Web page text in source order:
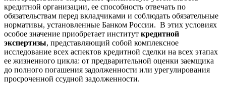
кредитной организации, ее способность отвечать по
обязательствам перед вкладчиками и соблюдать обязательные
нормативы, установленные Банком России. В этих условиях
особое значение приобретает институт кредитной
экспертизы, представляющий собой комплексное
исследование всех аспектов кредитной сделки на всех этапах
ее жизненного цикла: от предварительной оценки заемщика
до полного погашения задолженности или урегулирования
просроченной ссудной задолженности.